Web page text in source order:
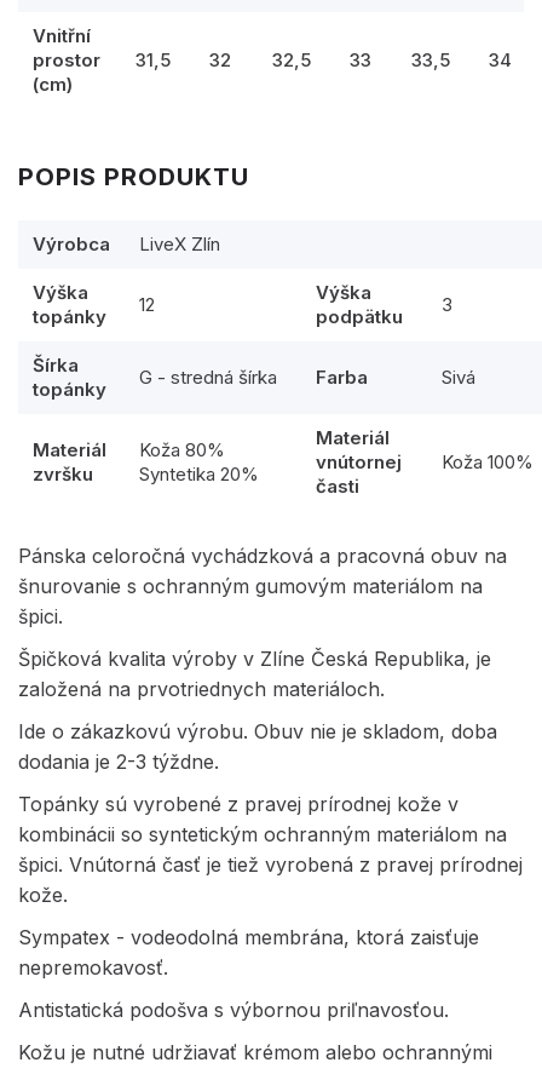
Vnitřní
prostor
(cm)
31,5 32 32,5 33 33,5 34
POPIS PRODUKTU
Výrobca LiveX Zlín
Výška
topánky
12
Výška
podpätku
3
Šírka
topánky
G - stredná šírka Farba Sivá
Materiál
zvršku
Koža 80%
Syntetika 20%
Materiál
vnútornej
časti
Koža 100%
Pánska celoročná vychádzková a pracovná obuv na
šnurovanie s ochranným gumovým materiálom na
špici.
Špičková kvalita výroby v Zlíne Česká Republika, je
založená na prvotriednych materiáloch.
Ide o zákazkovú výrobu. Obuv nie je skladom, doba
dodania je 2-3 týždne.
Topánky sú vyrobené z pravej prírodnej kože v
kombinácii so syntetickým ochranným materiálom na
špici. Vnútorná časť je tiež vyrobená z pravej prírodnej
kože.
Sympatex - vodeodolná membrána, ktorá zaisťuje
nepremokavosť.
Antistatická podošva s výbornou priľnavosťou.
Kožu je nutné udržiavať krémom alebo ochrannými